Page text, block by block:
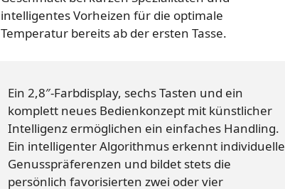
intelligentes Vorheizen für die optimale
Temperatur bereits ab der ersten Tasse.
Ein 2,8″-Farbdisplay, sechs Tasten und ein
komplett neues Bedienkonzept mit künstlicher
Intelligenz ermöglichen ein einfaches Handling.
Ein intelligenter Algorithmus erkennt individuelle
Genusspräferenzen und bildet stets die
persönlich favorisierten zwei oder vier